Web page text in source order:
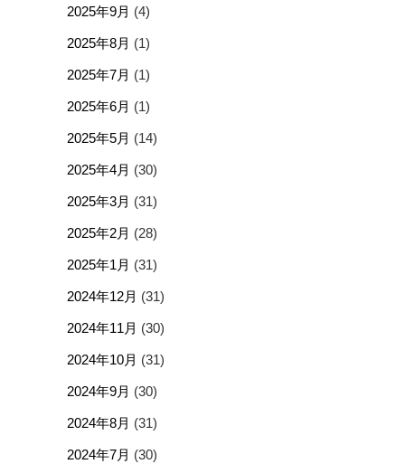
2025年9月 (4)
2025年8月 (1)
2025年7月 (1)
2025年6月 (1)
2025年5月 (14)
2025年4月 (30)
2025年3月 (31)
2025年2月 (28)
2025年1月 (31)
2024年12月 (31)
2024年11月 (30)
2024年10月 (31)
2024年9月 (30)
2024年8月 (31)
2024年7月 (30)